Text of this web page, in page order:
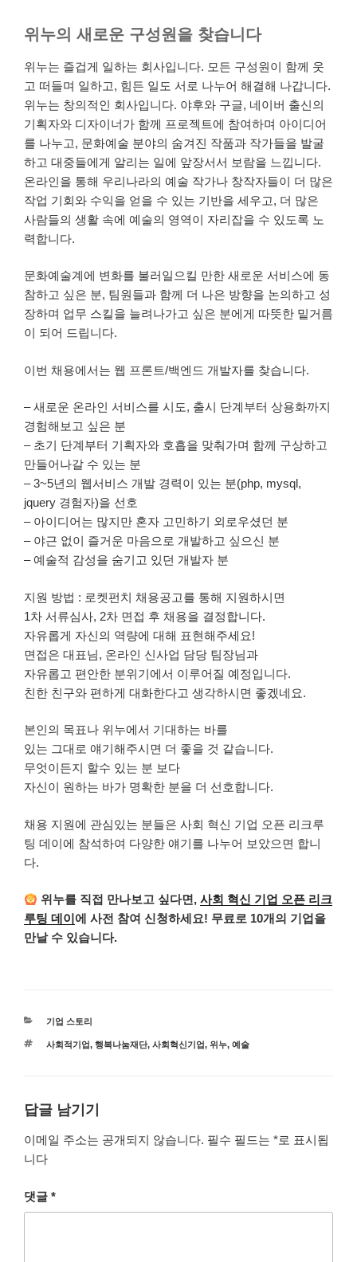
위누의 새로운 구성원을 찾습니다
위누는 즐겁게 일하는 회사입니다. 모든 구성원이 함께 웃
고 떠들며 일하고, 힘든 일도 서로 나누어 해결해 나갑니다.
위누는 창의적인 회사입니다. 야후와 구글, 네이버 출신의
기획자와 디자이너가 함께 프로젝트에 참여하며 아이디어
를 나누고, 문화예술 분야의 숨겨진 작품과 작가들을 발굴
하고 대중들에게 알리는 일에 앞장서서 보람을 느낍니다.
온라인을 통해 우리나라의 예술 작가나 창작자들이 더 많은
작업 기회와 수익을 얻을 수 있는 기반을 세우고, 더 많은
사람들의 생활 속에 예술의 영역이 자리잡을 수 있도록 노
력합니다.
문화예술계에 변화를 불러일으킬 만한 새로운 서비스에 동
참하고 싶은 분, 팀원들과 함께 더 나은 방향을 논의하고 성
장하며 업무 스킬을 늘려나가고 싶은 분에게 따뜻한 밑거름
이 되어 드립니다.
이번 채용에서는 웹 프론트/백엔드 개발자를 찾습니다.
– 새로운 온라인 서비스를 시도, 출시 단계부터 상용화까지
경험해보고 싶은 분
– 초기 단계부터 기획자와 호흡을 맞춰가며 함께 구상하고
만들어나갈 수 있는 분
– 3~5년의 웹서비스 개발 경력이 있는 분(php, mysql,
jquery 경험자)을 선호
– 아이디어는 많지만 혼자 고민하기 외로우셨던 분
– 야근 없이 즐거운 마음으로 개발하고 싶으신 분
– 예술적 감성을 숨기고 있던 개발자 분
지원 방법 : 로켓펀치 채용공고를 통해 지원하시면
1차 서류심사, 2차 면접 후 채용을 결정합니다.
자유롭게 자신의 역량에 대해 표현해주세요!
면접은 대표님, 온라인 신사업 담당 팀장님과
자유롭고 편안한 분위기에서 이루어질 예정입니다.
친한 친구와 편하게 대화한다고 생각하시면 좋겠네요.
본인의 목표나 위누에서 기대하는 바를
있는 그대로 얘기해주시면 더 좋을 것 같습니다.
무엇이든지 할수 있는 분 보다
자신이 원하는 바가 명확한 분을 더 선호합니다.
채용 지원에 관심있는 분들은 사회 혁신 기업 오픈 리크루
팅 데이에 참석하여 다양한 얘기를 나누어 보았으면 합니
다.
위누를 직접 만나보고 싶다면,사회 혁신 기업 오픈 리크
루팅 데이에 사전 참여 신청하세요! 무료로 10개의 기업을
만날 수 있습니다.
카
고
기업 스토리
태
사회적기업, 행복나눔재단, 사회혁신기업, 위누, 예술
답글 남기기
이메일 주소는 공개되지 않습니다. 필수 필드는 *로 표시됩
니다
댓글 *